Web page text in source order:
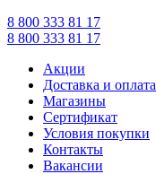
8 800 333 81 17
8 800 333 81 17
Акции
Доставка и оплата
Магазины
Сертификат
Условия покупки
Контакты
Вакансии